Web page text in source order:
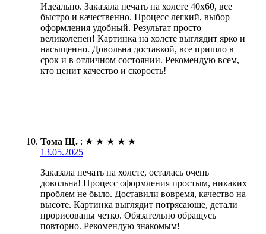
Идеально. Заказала печать на холсте 40х60, все
быстро и качественно. Процесс легкий, выбор
оформления удобный. Результат просто
великолепен! Картинка на холсте выглядит ярко и
насыщенно. Довольна доставкой, все пришло в
срок и в отличном состоянии. Рекомендую всем,
кто ценит качество и скорость!
Тома Щ. : ★ ★ ★ ★ ★
13.05.2025
Заказала печать на холсте, осталась очень
довольна! Процесс оформления простым, никаких
проблем не было. Доставили вовремя, качество на
высоте. Картинка выглядит потрясающе, детали
прорисованы четко. Обязательно обращусь
повторно. Рекомендую знакомым!